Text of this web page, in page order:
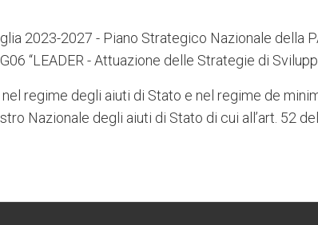
2023-2027 - Piano Strategico Nazionale della
“LEADER - Attuazione delle Strategie di
regime degli aiuti di Stato e nel regime de
Nazionale degli aiuti di Stato di cui all’art. 52